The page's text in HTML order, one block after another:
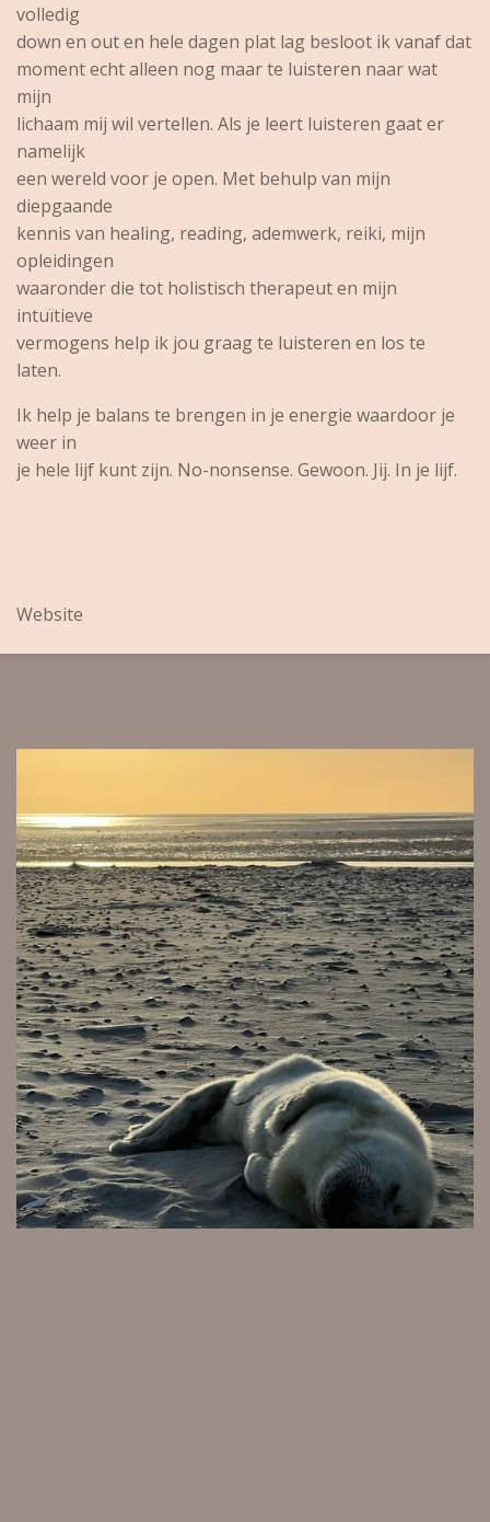
volledig
down en out en hele dagen plat lag besloot ik vanaf dat
moment echt alleen nog maar te luisteren naar wat
mijn
lichaam mij wil vertellen. Als je leert luisteren gaat er
namelijk
een wereld voor je open. Met behulp van mijn
diepgaande
kennis van healing, reading, ademwerk, reiki, mijn
opleidingen
waaronder die tot holistisch therapeut en mijn
intuïtieve
vermogens help ik jou graag te luisteren en los te
laten.
Ik help je balans te brengen in je energie waardoor je
weer in
je hele lijf kunt zijn. No-nonsense. Gewoon. Jij. In je lijf.
Website